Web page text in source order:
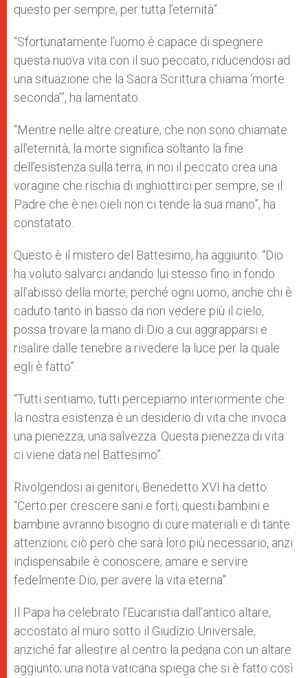
questo per sempre, per tutta l’eternità”.
“Sfortunatamente l’uomo è capace di spegnere
questa nuova vita con il suo peccato, riducendosi ad
una situazione che la Sacra Scrittura chiama ‘morte
seconda’”, ha lamentato.
“Mentre nelle altre creature, che non sono chiamate
all’eternità, la morte significa soltanto la fine
dell’esistenza sulla terra, in noi il peccato crea una
voragine che rischia di inghiottirci per sempre, se il
Padre che è nei cieli non ci tende la sua mano”, ha
constatato.
Questo è il mistero del Battesimo, ha aggiunto: “Dio
ha voluto salvarci andando lui stesso fino in fondo
all’abisso della morte, perché ogni uomo, anche chi è
caduto tanto in basso da non vedere più il cielo,
possa trovare la mano di Dio a cui aggrapparsi e
risalire dalle tenebre a rivedere la luce per la quale
egli è fatto”.
“Tutti sentiamo, tutti percepiamo interiormente che
la nostra esistenza è un desiderio di vita che invoca
una pienezza, una salvezza. Questa pienezza di vita
ci viene data nel Battesimo”.
Rivolgendosi ai genitori, Benedetto XVI ha detto:
“Certo per crescere sani e forti, questi bambini e
bambine avranno bisogno di cure materiali e di tante
attenzioni; ciò però che sarà loro più necessario, anzi
indispensabile è conoscere, amare e servire
fedelmente Dio, per avere la vita eterna”.
Il Papa ha celebrato l’Eucaristia dall’antico altare,
accostato al muro sotto il Giudizio Universale,
anziché far allestire al centro la pedana con un altare
aggiunto; una nota vaticana spiega che si è fatto così